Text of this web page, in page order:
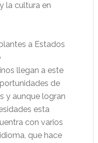
la cultura en
a Estados
llegan a este
de
y aunque logran
esta
con varios
que hace